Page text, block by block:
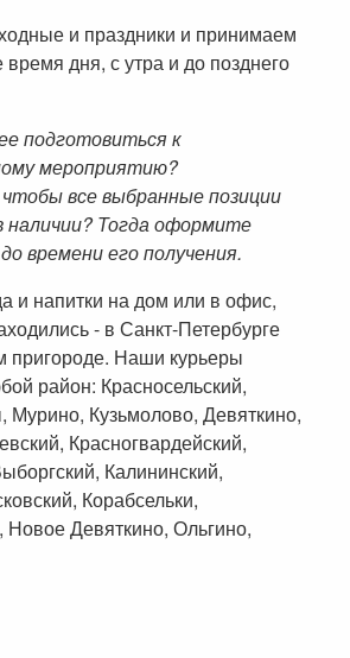
и праздники и принимаем
дня, с утра и до позднего
подготовиться к
мероприятию?
все выбранные позиции
наличии? Тогда оформите
времени его получения.
и напитки на дом или в офис,
- в Санкт-Петербурге
пригороде. Наши курьеры
район: Красносельский,
Мурино, Кузьмолово, Девяткино,
Красногвардейский,
Калининский,
Корабсельки,
Новое Девяткино, Ольгино,